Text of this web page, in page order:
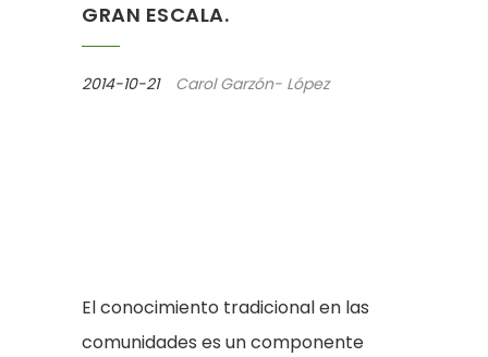
GRAN ESCALA.
2014-10-21 Carol Garzón- López
El conocimiento tradicional en las
comunidades es un componente